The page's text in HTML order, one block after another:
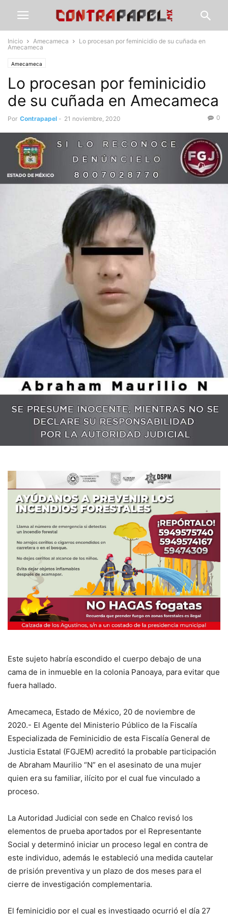
Inicio Amecameca
Lo procesan por feminicidio de su cuñada en
Amecameca
Amecameca
Lo procesan por feminicidio
de su cuñada en Amecameca
Por Contrapapel - 21 noviembre, 2020 0
Este sujeto habría escondido el cuerpo debajo de una
cama de in inmueble en la colonia Panoaya, para evitar que
fuera hallado.
Amecameca, Estado de México, 20 de noviembre de
2020.- El Agente del Ministerio Público de la Fiscalía
Especializada de Feminicidio de esta Fiscalía General de
Justicia Estatal (FGJEM) acreditó la probable participación
de Abraham Maurilio “N” en el asesinato de una mujer
quien era su familiar, ilícito por el cual fue vinculado a
proceso.
La Autoridad Judicial con sede en Chalco revisó los
elementos de prueba aportados por el Representante
Social y determinó iniciar un proceso legal en contra de
este individuo, además le estableció una medida cautelar
de prisión preventiva y un plazo de dos meses para el
cierre de investigación complementaria.
El feminicidio por el cual es investigado ocurrió el día 27